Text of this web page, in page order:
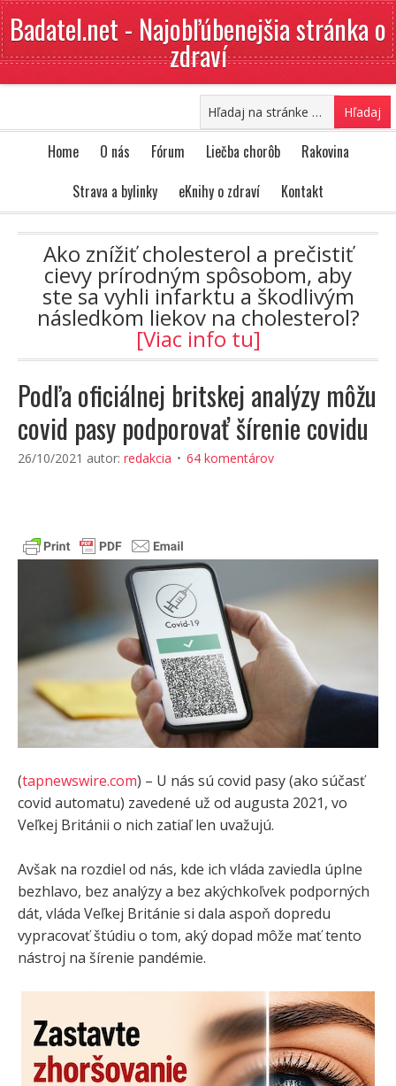
Badatel.net - Najobľúbenejšia stránka o
zdraví
Home O nás Fórum Liečba chorôb
Rakovina
Strava a bylinky
eKnihy o zdraví Kontakt
Ako znížiť cholesterol a prečistiť
cievy prírodným spôsobom, aby
ste sa vyhli infarktu a škodlivým
následkom liekov na cholesterol?
[Viac info tu]
Podľa oficiálnej britskej analýzy môžu
covid pasy podporovať šírenie covidu
26/10/2021 autor: redakcia 64 komentárov
(tapnewswire.com) – U nás sú covid pasy (ako súčasť
covid automatu) zavedené už od augusta 2021, vo
Veľkej Británii o nich zatiaľ len uvažujú.
Avšak na rozdiel od nás, kde ich vláda zaviedla úplne
bezhlavo, bez analýzy a bez akýchkoľvek podporných
dát, vláda Veľkej Británie si dala aspoň dopredu
vypracovať štúdiu o tom, aký dopad môže mať tento
nástroj na šírenie pandémie.